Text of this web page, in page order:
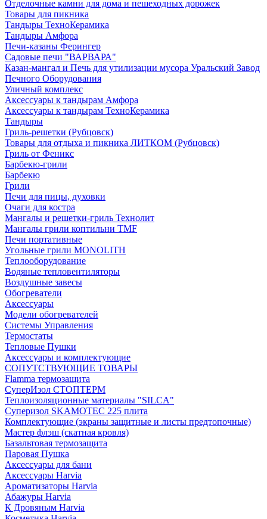
Отделочные камни для дома и пешеходных дорожек
Товары для пикника
Тандыры ТехноКерамика
Тандыры Амфора
Печи-казаны Ферингер
Садовые печи "ВАРВАРА"
Казан-мангал и Печь для утилизации мусора Уральский Завод
Печного Оборудования
Уличный комплекс
Аксессуары к тандырам Амфора
Аксессуары к тандырам ТехноКерамика
Тандыры
Гриль-решетки (Рубцовск)
Товары для отдыха и пикника ЛИТКОМ (Рубцовск)
Гриль от Феникс
Барбекю-грили
Барбекю
Грили
Печи для пицы, духовки
Очаги для костра
Мангалы и решетки-гриль Технолит
Мангалы грили коптильни TMF
Печи портативные
Угольные грили MONOLITH
Теплооборудование
Водяные тепловентиляторы
Воздушные завесы
Обогреватели
Аксессуары
Модели обогревателей
Системы Управления
Термостаты
Тепловые Пушки
Аксессуары и комплектующие
СОПУТСТВУЮЩИЕ ТОВАРЫ
Flamma термозащита
СуперИзол СТОПТЕРМ
Теплоизоляционные материалы "SILCA"
Суперизол SKAMOTEC 225 плита
Комплектующие (экраны защитные и листы предтопочные)
Мастер флэш (скатная кровля)
Базальтовая термозащита
Паровая Пушка
Аксессуары для бани
Аксессуары Harvia
Ароматизаторы Harvia
Абажуры Harvia
К Дровяным Harvia